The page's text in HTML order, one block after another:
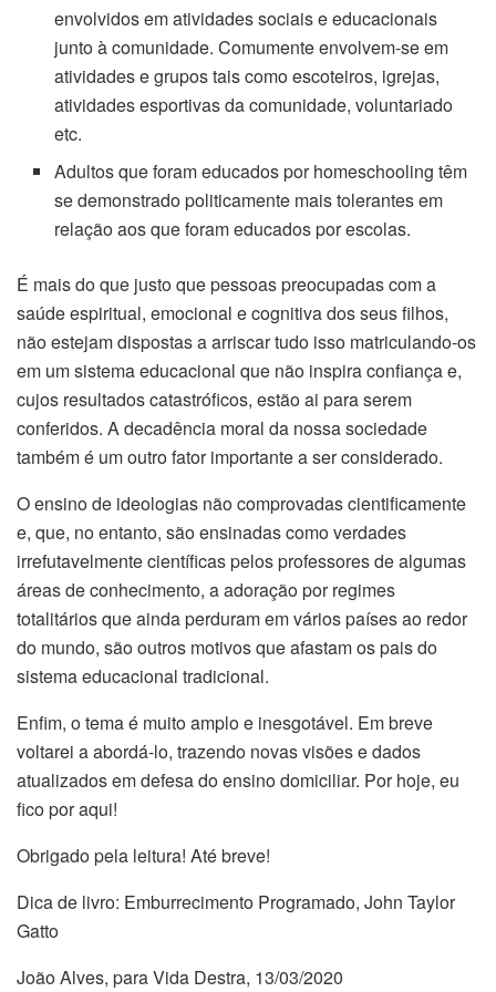
envolvidos em atividades sociais e educacionais
junto à comunidade. Comumente envolvem-se em
atividades e grupos tais como escoteiros, igrejas,
atividades esportivas da comunidade, voluntariado
etc.
Adultos que foram educados por homeschooling têm
se demonstrado politicamente mais tolerantes em
relação aos que foram educados por escolas.
É mais do que justo que pessoas preocupadas com a
saúde espiritual, emocional e cognitiva dos seus filhos,
não estejam dispostas a arriscar tudo isso matriculando-os
em um sistema educacional que não inspira confiança e,
cujos resultados catastróficos, estão ai para serem
conferidos. A decadência moral da nossa sociedade
também é um outro fator importante a ser considerado.
O ensino de ideologias não comprovadas cientificamente
e, que, no entanto, são ensinadas como verdades
irrefutavelmente científicas pelos professores de algumas
áreas de conhecimento, a adoração por regimes
totalitários que ainda perduram em vários países ao redor
do mundo, são outros motivos que afastam os pais do
sistema educacional tradicional.
Enfim, o tema é muito amplo e inesgotável. Em breve
voltarei a abordá-lo, trazendo novas visões e dados
atualizados em defesa do ensino domiciliar. Por hoje, eu
fico por aqui!
Obrigado pela leitura! Até breve!
Dica de livro: Emburrecimento Programado, John Taylor
Gatto
João Alves, para Vida Destra, 13/03/2020